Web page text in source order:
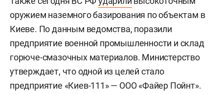
оружием наземного базирования по объектам в
Киеве. По данным ведомства, поразили
предприятие военной промышленности и склад
горюче-смазочных материалов. Министерство
утверждает, что одной из целей стало
предприятие «Киев-111» — ООО «Файер Пойнт».